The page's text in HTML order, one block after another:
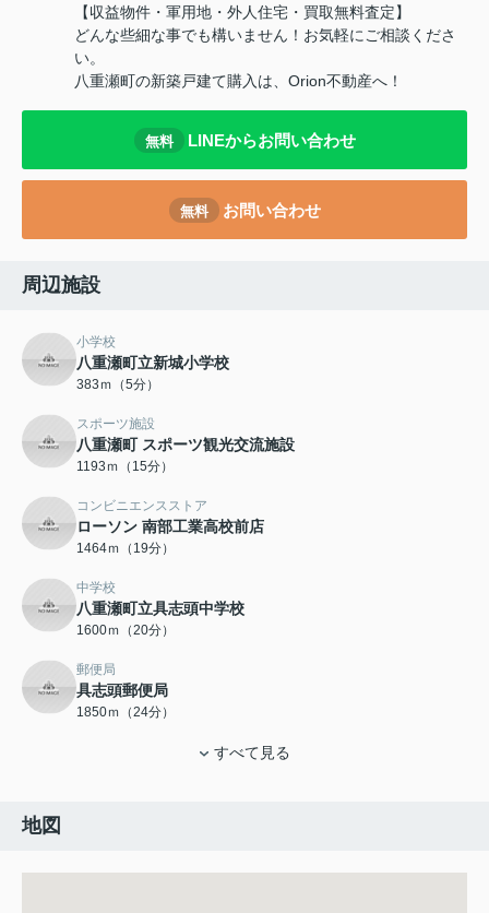
【収益物件・軍用地・外人住宅・買取無料査定】
どんな些細な事でも構いません！お気軽にご相談くださ
い。
八重瀬町の新築戸建て購入は、Orion不動産へ！
無料 LINEからお問い合わせ
無料 お問い合わせ
周辺施設
小学校
八重瀬町立新城小学校
383ｍ（5分）
スポーツ施設
八重瀬町 スポーツ観光交流施設
1193ｍ（15分）
コンビニエンスストア
ローソン 南部工業高校前店
1464ｍ（19分）
中学校
八重瀬町立具志頭中学校
1600ｍ（20分）
郵便局
具志頭郵便局
1850ｍ（24分）
すべて見る
地図